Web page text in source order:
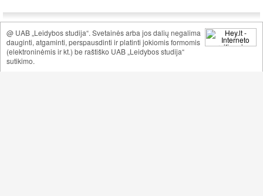
@ UAB „Leidybos studija“. Svetainės arba jos dalių negalima
dauginti, atgaminti, perspausdinti ir platinti jokiomis formomis
(elektroninėmis ir kt.) be raštiško UAB „Leidybos studija“
sutikimo.